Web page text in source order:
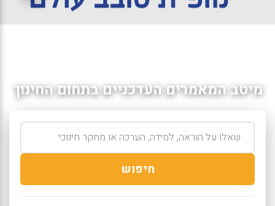
מיטב המאמרים העדכניים בתחום החינוך
חיפוש